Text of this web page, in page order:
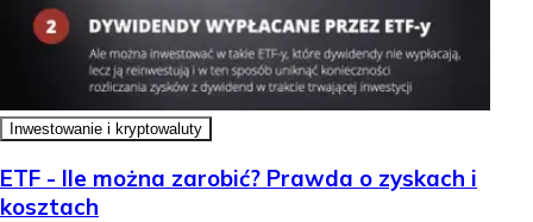
Inwestowanie i kryptowaluty
ETF - Ile można zarobić? Prawda o zyskach i
kosztach